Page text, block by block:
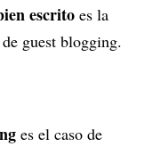
escrito es la
guest blogging.
es el caso de